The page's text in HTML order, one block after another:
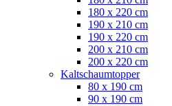
180 x 220 cm
190 x 210 cm
190 x 220 cm
200 x 210 cm
200 x 220 cm
Kaltschaumtopper
80 x 190 cm
90 x 190 cm